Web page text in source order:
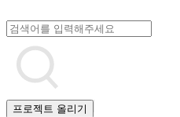
프로젝트 올리기